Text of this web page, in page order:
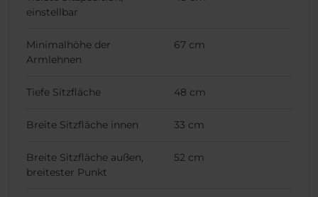
einstellbar
Minimalhöhe der
Armlehnen
67 cm
Tiefe Sitzfläche 48 cm
Breite Sitzfläche innen 33 cm
Breite Sitzfläche außen,
breitester Punkt
52 cm